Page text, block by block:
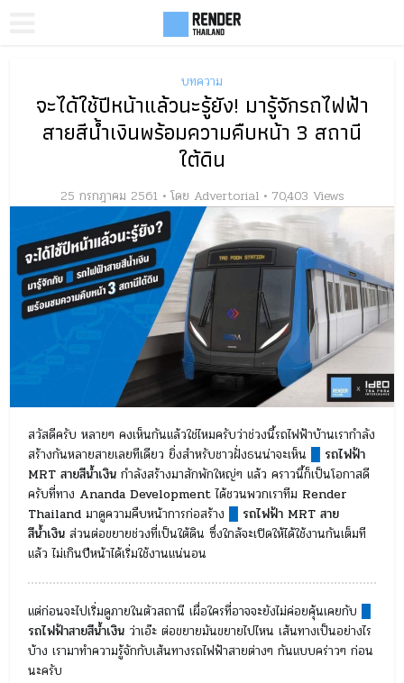
บทความ
จะได้ใช้ปีหน้าแล้วนะรู้ยัง! มารู้จักรถไฟฟ้า
สายสีน้ำเงินพร้อมความคืบหน้า 3 สถานี
ใต้ดิน
25 กรกฎาคม 2561 โดย Advertorial 70,403 Views
สวัสดีครับ หลายๆ คงเห็นกันแล้วใช่ไหมครับว่าช่วงนี้รถไฟฟ้าบ้านเรากำลัง
สร้างกันหลายสายเลยทีเดียว ยิ่งสำหรับชาวฝั่งธนน่าจะเห็น
รถไฟฟ้า
MRT สายสีน้ำเงินกำลังสร้างมาสักพักใหญ่ๆ แล้ว คราวนี้ก็เป็นโอกาสดี
ครับที่ทาง Ananda Developmentได้ชวนพวกเราทีม Render
Thailand มาดูความคืบหน้าการก่อสร้าง
รถไฟฟ้า MRT สาย
สีน้ำเงินส่วนต่อขยายช่วงที่เป็นใต้ดิน ซึ่งใกล้จะเปิดให้ได้ใช้งานกันเต็มที
แล้ว ไม่เกินปีหน้าได้เริ่มใช้งานแน่นอน
แต่ก่อนจะไปเริ่มดูภายในตัวสถานี เผื่อใครที่อาจจะยังไม่ค่อยคุ้นเคยกับ
รถไฟฟ้าสายสีน้ำเงิน ว่าเอ๊ะ ต่อขยายมันขยายไปไหน เส้นทางเป็นอย่างไร
บ้าง เรามาทำความรู้จักกับเส้นทางรถไฟฟ้าสายต่างๆ กันแบบคร่าวๆ ก่อน
นะครับ